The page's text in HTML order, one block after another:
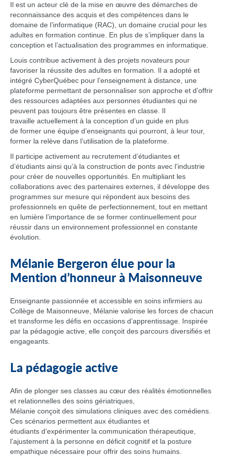
Il est un acteur clé de la mise en œuvre des démarches de
reconnaissance des acquis et des compétences dans le
domaine de l’informatique (RAC), un domaine crucial pour les
adultes en formation continue. En plus de s’impliquer dans la
conception et l’actualisation des programmes en informatique.
Louis contribue activement à des projets novateurs pour
favoriser la réussite des adultes en formation. Il a adopté et
intégré CyberQuébec pour l’enseignement à distance, une
plateforme permettant de personnaliser son approche et d’offrir
des ressources adaptées aux personnes étudiantes qui ne
peuvent pas toujours être présentes en classe. Il
travaille actuellement à la conception d’un guide en plus
de former une équipe d’enseignants qui pourront, à leur tour,
former la relève dans l’utilisation de la plateforme.
Il participe activement au recrutement d’étudiantes et
d’étudiants ainsi qu’à la construction de ponts avec l’industrie
pour créer de nouvelles opportunités. En multipliant les
collaborations avec des partenaires externes, il développe des
programmes sur mesure qui répondent aux besoins des
professionnels en quête de perfectionnement, tout en mettant
en lumière l’importance de se former continuellement pour
réussir dans un environnement professionnel en constante
évolution.
Mélanie Bergeron élue pour la
Mention d’honneur à Maisonneuve
Enseignante passionnée et accessible en soins infirmiers au
Collège de Maisonneuve, Mélanie valorise les forces de chacun
et transforme les défis en occasions d’apprentissage. Inspirée
par la pédagogie active, elle conçoit des parcours diversifiés et
engageants.
La pédagogie active
Afin de plonger ses classes au cœur des réalités émotionnelles
et relationnelles des soins gériatriques,
Mélanie conçoit des simulations cliniques avec des comédiens.
Ces scénarios permettent aux étudiantes et
étudiants d’expérimenter la communication thérapeutique,
l’ajustement à la personne en déficit cognitif et la posture
empathique nécessaire pour offrir des soins humains.